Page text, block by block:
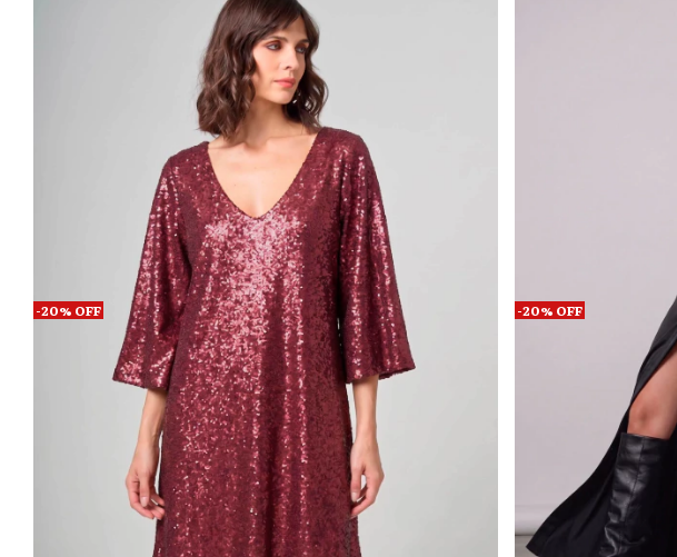
-20% OFF -20% OFF